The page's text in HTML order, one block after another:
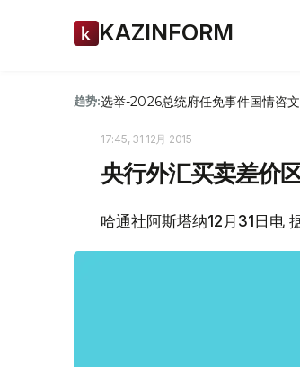
KAZINFORM
趋势:选举-2026总统府任免事件国情咨文
17:45, 31 12月 2015
央行外汇买卖差价
哈通社阿斯塔纳12月31日电